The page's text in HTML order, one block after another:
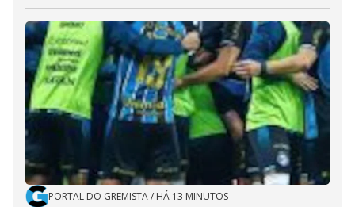
PORTAL DO GREMISTA/ HÁ 13 MINUTOS